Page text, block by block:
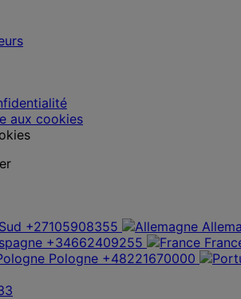
aux cookies
+27105908355
+34662409255
Pologne +48221670000